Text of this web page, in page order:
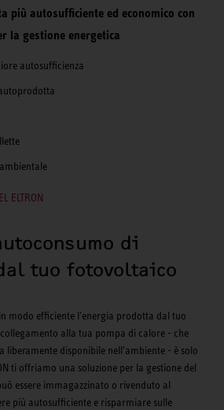
più autosufficiente ed economico con
la gestione energetica
autosufficienza
ELTRON
di
tuo fotovoltaico
modo efficiente l'energia prodotta dal tuo
alla tua pompa di calore - che
liberamente disponibile nell'ambiente - è solo
ti offriamo una soluzione per la gestione del
essere immagazzinato o rivenduto al
più autosufficiente e risparmiare sulle